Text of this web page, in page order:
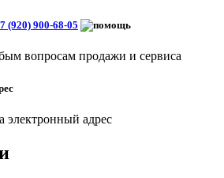
(920) 900-68-05
вопросам продажи и сервиса
адрес